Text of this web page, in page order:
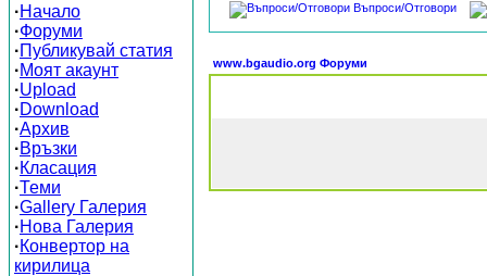
·Начало
·Форуми
·Публикувай статия
·Моят акаунт
·Upload
·Download
·Архив
·Връзки
·Класация
·Теми
·Gallery Галерия
·Нова Галерия
·Конвертор на
кирилица
Въпроси/Отговори
www.bgaudio.org Форуми